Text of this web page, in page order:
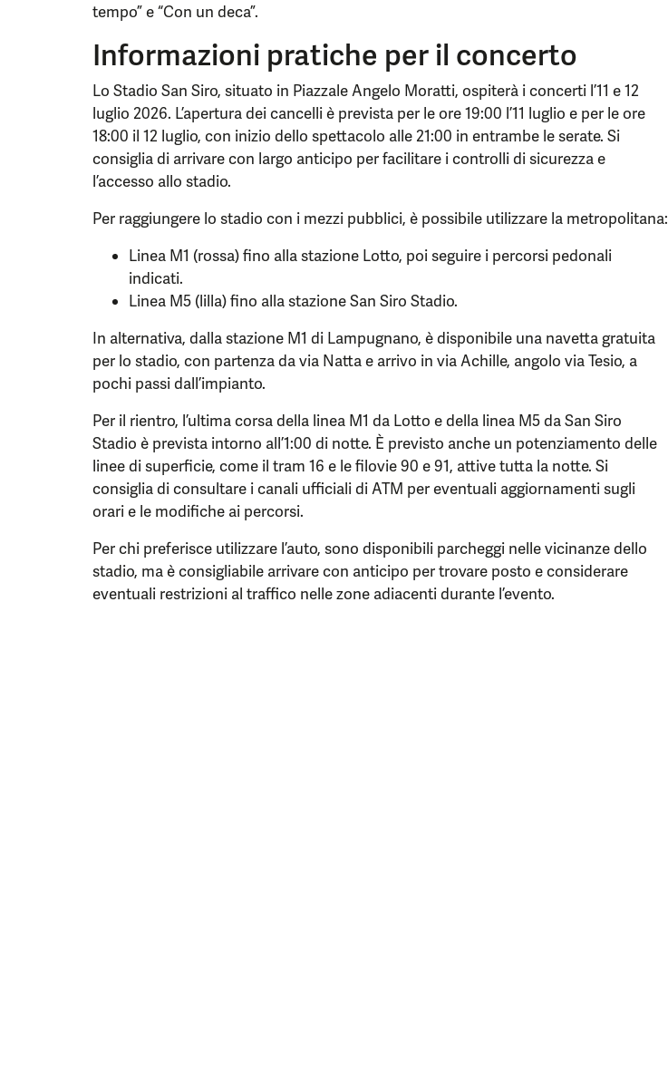
tempo” e “Con un deca”.
Informazioni pratiche per il concerto
Lo Stadio San Siro, situato in Piazzale Angelo Moratti, ospiterà i concerti l’11 e 12
luglio 2026. L’apertura dei cancelli è prevista per le ore 19:00 l’11 luglio e per le ore
18:00 il 12 luglio, con inizio dello spettacolo alle 21:00 in entrambe le serate. Si
consiglia di arrivare con largo anticipo per facilitare i controlli di sicurezza e
l’accesso allo stadio.
Per raggiungere lo stadio con i mezzi pubblici, è possibile utilizzare la metropolitana:
Linea M1 (rossa) fino alla stazione Lotto, poi seguire i percorsi pedonali
indicati.
Linea M5 (lilla) fino alla stazione San Siro Stadio.
In alternativa, dalla stazione M1 di Lampugnano, è disponibile una navetta gratuita
per lo stadio, con partenza da via Natta e arrivo in via Achille, angolo via Tesio, a
pochi passi dall’impianto.
Per il rientro, l’ultima corsa della linea M1 da Lotto e della linea M5 da San Siro
Stadio è prevista intorno all’1:00 di notte. È previsto anche un potenziamento delle
linee di superficie, come il tram 16 e le filovie 90 e 91, attive tutta la notte. Si
consiglia di consultare i canali ufficiali di ATM per eventuali aggiornamenti sugli
orari e le modifiche ai percorsi.
Per chi preferisce utilizzare l’auto, sono disponibili parcheggi nelle vicinanze dello
stadio, ma è consigliabile arrivare con anticipo per trovare posto e considerare
eventuali restrizioni al traffico nelle zone adiacenti durante l’evento.